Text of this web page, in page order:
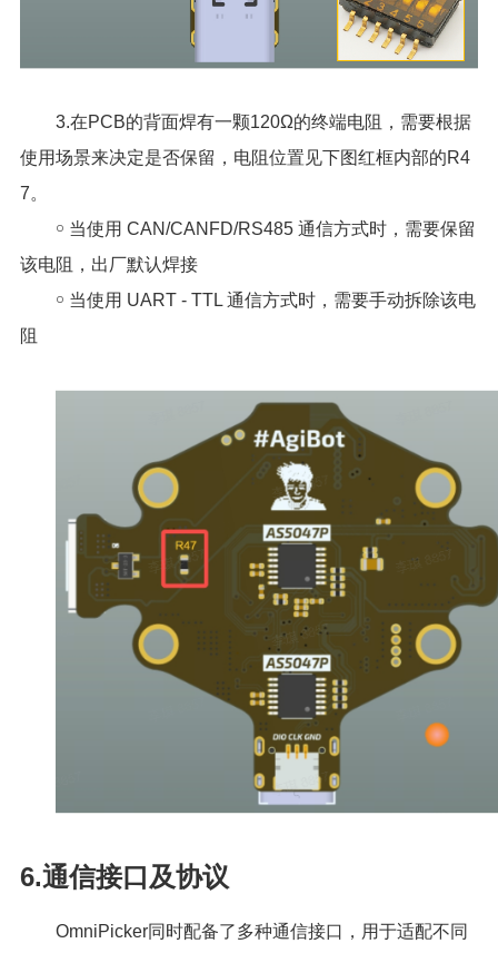
3.在PCB的背面焊有一颗120Ω的终端电阻，需要根据
使用场景来决定是否保留，电阻位置见下图红框内部的R4
7。
￮ 当使用 CAN/CANFD/RS485 通信方式时，需要保留
该电阻，出厂默认焊接
￮ 当使用 UART - TTL 通信方式时，需要手动拆除该电
阻
6.通信接口及协议
OmniPicker同时配备了多种通信接口，用于适配不同